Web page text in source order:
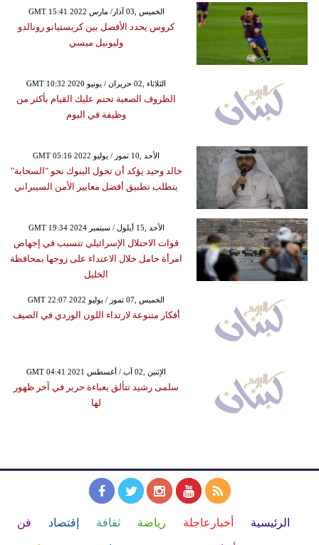
GMT 15:41 2022 الخميس ,03 آذار/ مارس
كروس يحدد الأفضل بين كريستيانو رونالدو
وليونيل ميسي
GMT 10:32 2020 الثلاثاء ,02 حزيران / يونيو
الظروف الصعبة تحتم عليك القيام بأكثر من
وظيفة في اليوم
GMT 05:16 2022 الأحد ,10 تموز / يوليو
خالد وحيد يؤكد أن تحول البنوك نحو "السحابة"
يتطلب تطبيق أفضل معايير الأمن السيبراني
GMT 19:34 2024 الأحد ,15 أيلول / سبتمبر
قوات الاحتلال الإسرائيلي تتسبب في إجهاض
امرأة حامل خلال الاعتداء على زوجها بمحافظة
الخليل
GMT 22:07 2022 الخميس ,07 تموز / يوليو
أفكار متنوعة لارتداء اللون الوردي في الصيف
GMT 04:41 2021 الإثنين ,02 آب / أغسطس
سلمى رشيد تتألق بعباءة حرير في آخر ظهور
لها
الرئيسية أخبارعاجلة رياضة ثقافة إقتصاد فن